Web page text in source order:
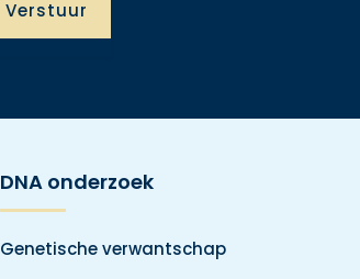
DNA onderzoek
Genetische verwantschap